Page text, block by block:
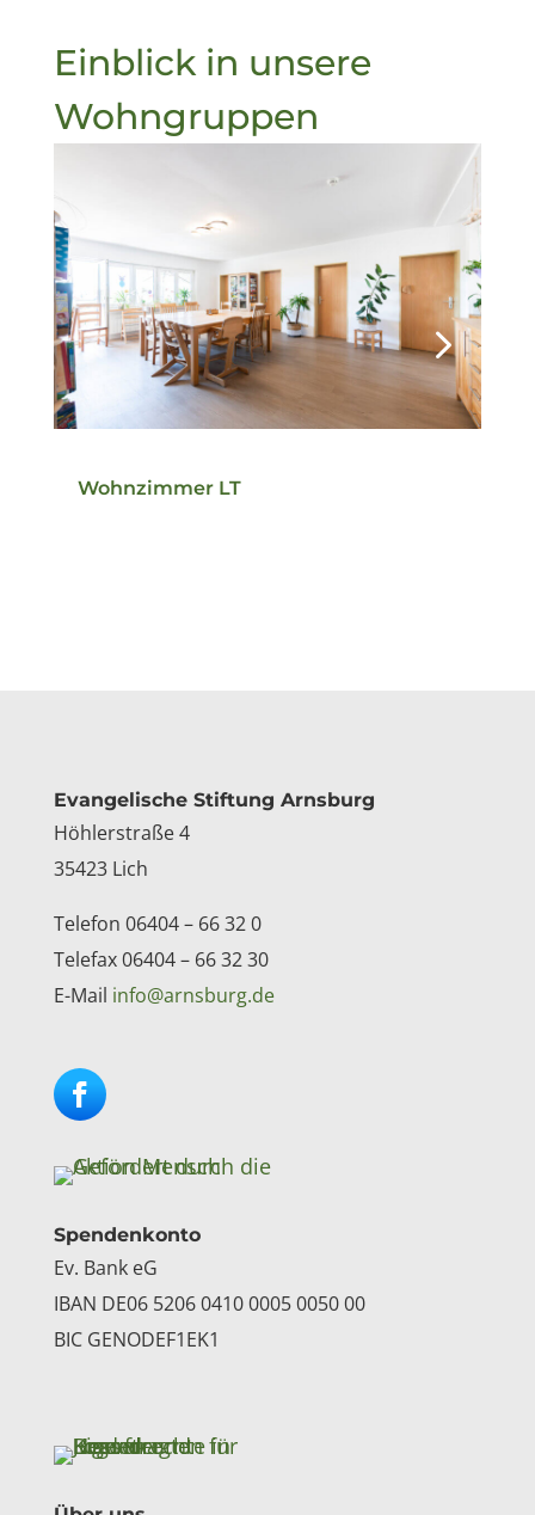
Einblick in unsere
Wohngruppen
Wohnzimmer LT
Kontakt
Evangelische Stiftung Arnsburg
Höhlerstraße 4
35423 Lich
Telefon 06404 – 66 32 0
Telefax 06404 – 66 32 30
E-Mail info@arnsburg.de
Spendenkonto
Ev. Bank eG
IBAN DE06 5206 0410 0005 0050 00
BIC GENODEF1EK1